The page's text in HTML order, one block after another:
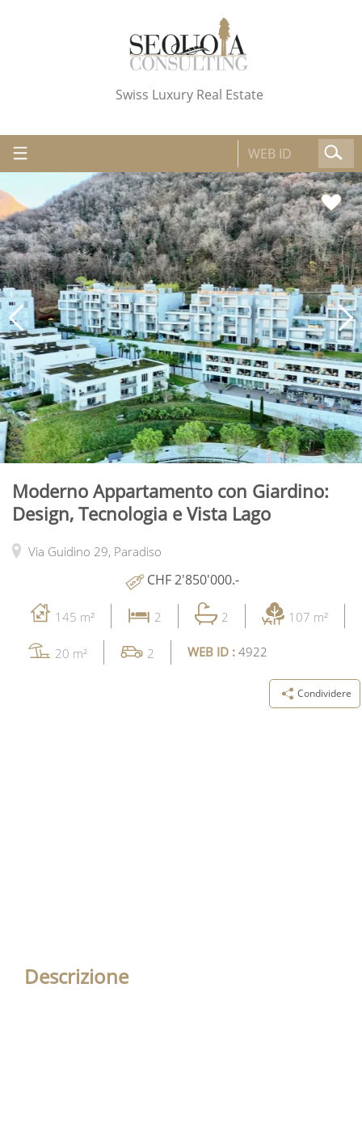
Swiss Luxury Real Estate
Moderno Appartamento con Giardino:
Design, Tecnologia e Vista Lago
Via Guidino 29, Paradiso
CHF 2'850'000.-
145 m² 2 2 107 m²
20 m² 2 WEB ID : 4922
Condividere
Descrizione